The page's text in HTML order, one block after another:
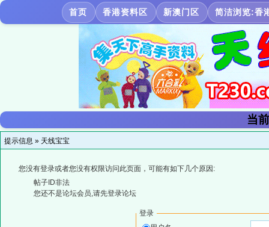
首页 香港资料区 新澳门区 简洁浏览:香
当
提示信息 » 天线宝宝
您没有登录或者您没有权限访问此页面，可能有如下几个原因:
帖子ID非法
您还不是论坛会员,请先登录论坛
登录